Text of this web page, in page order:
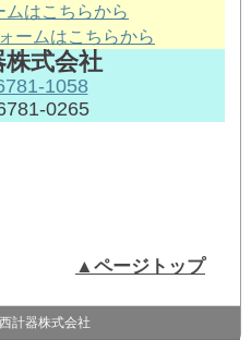
ムはこちらから
ームはこちらから
株式会社
1058
0265
▲ページトップ
計器株式会社